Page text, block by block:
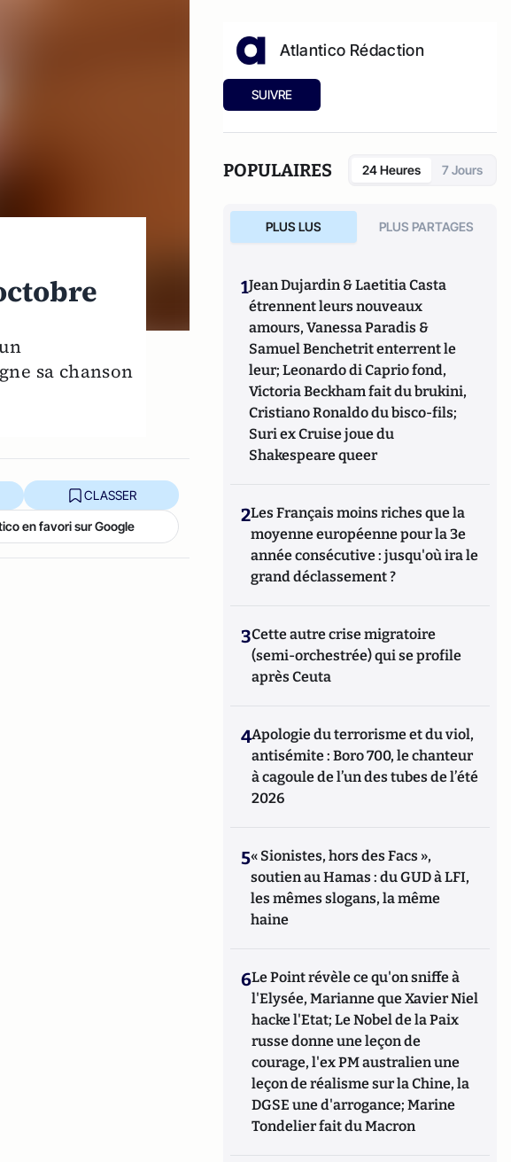
sa chanson
CLASSER
en favori sur Google
Atlantico Rédaction
SUIVRE
POPULAIRES 24 Heures 7 Jours
PLUS LUS PLUS PARTAGES
1Jean Dujardin & Laetitia Casta
étrennent leurs nouveaux
amours, Vanessa Paradis &
Samuel Benchetrit enterrent le
leur; Leonardo di Caprio fond,
Victoria Beckham fait du brukini,
Cristiano Ronaldo du bisco-fils;
Suri ex Cruise joue du
Shakespeare queer
2Les Français moins riches que la
moyenne européenne pour la 3e
année consécutive : jusqu'où ira le
grand déclassement ?
3Cette autre crise migratoire
(semi-orchestrée) qui se profile
après Ceuta
4Apologie du terrorisme et du viol,
antisémite : Boro 700, le chanteur
à cagoule de l’un des tubes de l’été
2026
5« Sionistes, hors des Facs »,
soutien au Hamas : du GUD à LFI,
les mêmes slogans, la même
haine
6Le Point révèle ce qu'on sniffe à
l'Elysée, Marianne que Xavier Niel
hacke l'Etat; Le Nobel de la Paix
russe donne une leçon de
courage, l'ex PM australien une
leçon de réalisme sur la Chine, la
DGSE une d'arrogance; Marine
Tondelier fait du Macron